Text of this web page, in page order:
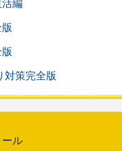
編
対策完全版
ール